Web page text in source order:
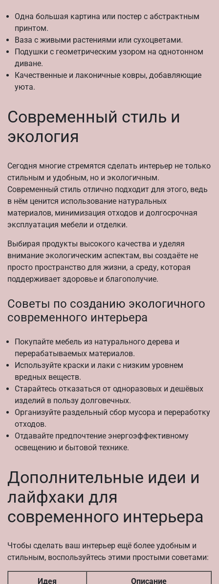
Одна большая картина или постер с абстрактным
принтом.
Ваза с живыми растениями или сухоцветами.
Подушки с геометрическим узором на однотонном
диване.
Качественные и лаконичные ковры, добавляющие
уюта.
Современный стиль и
экология
Сегодня многие стремятся сделать интерьер не только
стильным и удобным, но и экологичным.
Современный стиль отлично подходит для этого, ведь
в нём ценится использование натуральных
материалов, минимизация отходов и долгосрочная
эксплуатация мебели и отделки.
Выбирая продукты высокого качества и уделяя
внимание экологическим аспектам, вы создаёте не
просто пространство для жизни, а среду, которая
поддерживает здоровье и благополучие.
Советы по созданию экологичного
современного интерьера
Покупайте мебель из натурального дерева и
перерабатываемых материалов.
Используйте краски и лаки с низким уровнем
вредных веществ.
Старайтесь отказаться от одноразовых и дешёвых
изделий в пользу долговечных.
Организуйте раздельный сбор мусора и переработку
отходов.
Отдавайте предпочтение энергоэффективному
освещению и бытовой технике.
Дополнительные идеи и
лайфхаки для
современного интерьера
Чтобы сделать ваш интерьер ещё более удобным и
стильным, воспользуйтесь этими простыми советами:
Идея Описание